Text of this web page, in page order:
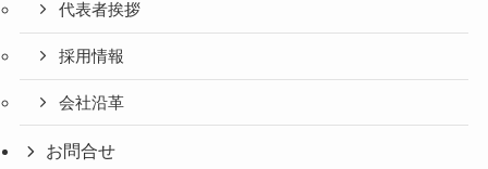
代表者挨拶
採用情報
会社沿革
お問合せ